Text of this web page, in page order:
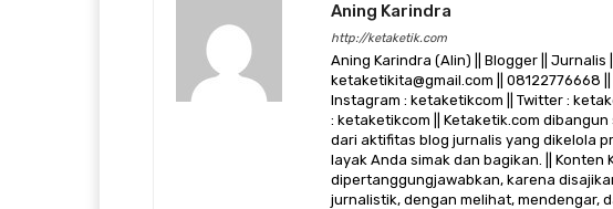
Aning Karindra
http://ketaketik.com
Aning Karindra (Alin) || Blogger || Jurnalis
ketaketikita@gmail.com || 08122776668
Instagram : ketaketikcom || Twitter :
: ketaketikcom || Ketaketik.com
dari aktifitas blog jurnalis yang dikelola
layak Anda simak dan bagikan. || Konten
dipertanggungjawabkan, karena
jurnalistik, dengan melihat, mendengar,